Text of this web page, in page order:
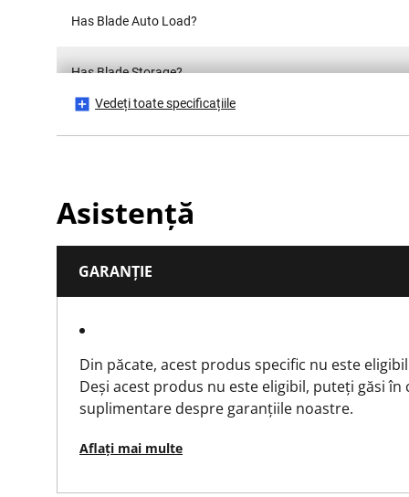
Has Blade Auto Load?
Has Blade Storage?
Has Integrated Snap Tool (Snap Knives Only)?
Has Integrated String Cutter?
Has Locking Wheel?
Has Magnetic Nose?
Vedeți toate specificațiile
Asistență
GARANȚIE
Din păcate, acest produs specific nu este
Deși acest produs nu este eligibil, puteți găsi
suplimentare despre garanțiile noastre.
Aflați mai multe